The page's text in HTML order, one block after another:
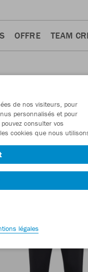
OFFRE TEAM
de nos visiteurs, pour
personnalisés et pour
consulter vos
cookies que nous
légales